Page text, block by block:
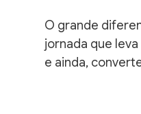
O grande
jornada que
e ainda,